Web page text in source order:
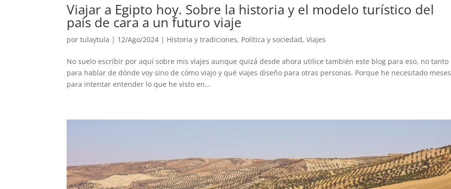
Viajar a Egipto hoy. Sobre la historia y el modelo turístico del
país de cara a un futuro viaje
portulaytula | 12/Ago/2024 | Historia y tradiciones, Política y sociedad,Viajes
No suelo escribir por aquí sobre mis viajes aunque quizá desde ahora utilice también este blog para eso, no tanto
para hablar de dónde voy sino de cómo viajo y qué viajes diseño para otras personas. Porque he necesitado meses
para intentar entender lo que he visto en...